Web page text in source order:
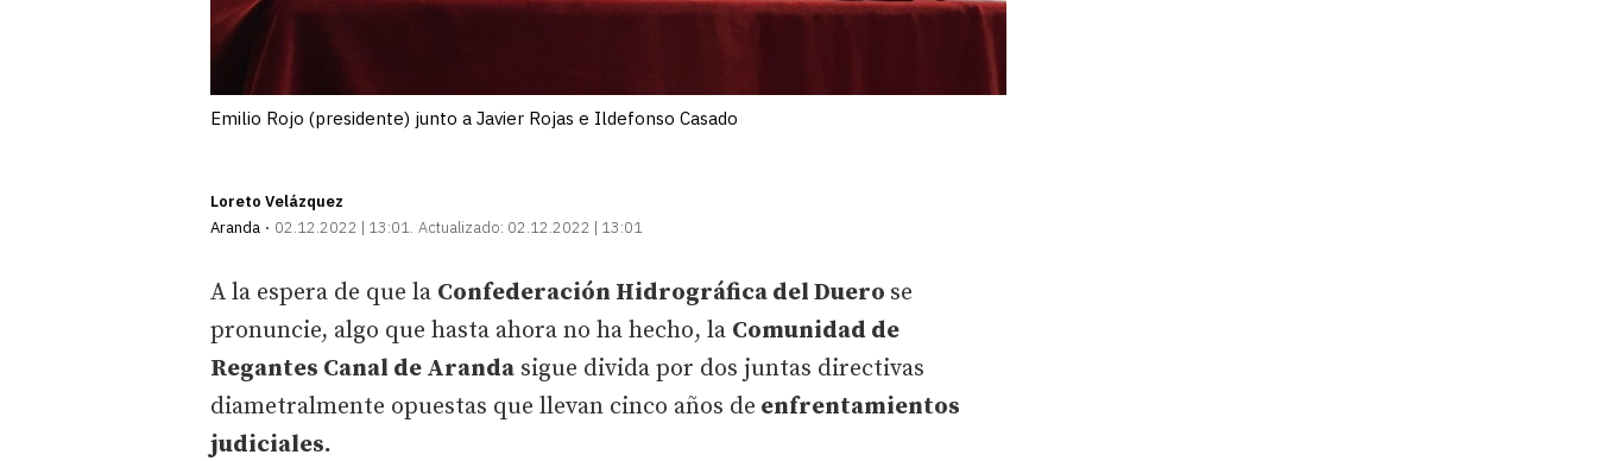
Emilio Rojo (presidente) junto a Javier Rojas e Ildefonso Casado
Loreto Velázquez
Aranda
02.12.2022 | 13:01 Actualizado: 02.12.2022 | 13:01
A la espera de que la Confederación Hidrográfica del Duero se
pronuncie, algo que hasta ahora no ha hecho, la Comunidad de
Regantes Canal de Aranda sigue divida por dos juntas directivas
diametralmente opuestas que llevan cinco años de enfrentamientos
judiciales.